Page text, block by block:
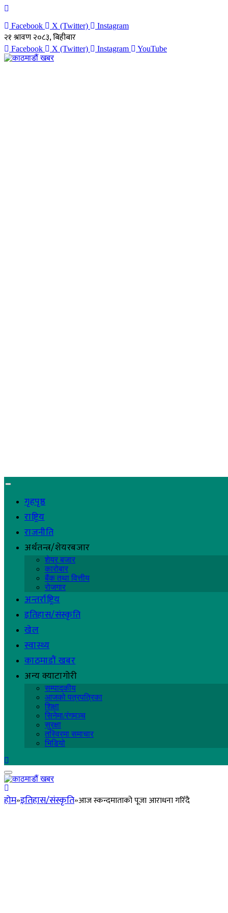
Facebook X (Twitter) Instagram
२१ श्रावण २०८३, बिहीबार
Facebook X (Twitter) Instagram YouTube
गृहपृष्ठ
राष्ट्रिय
राजनीति
अर्थतन्त्र/शेयरबजार
शेयर बजार
कारोबार
बैंक तथा वित्तीय
रोजगार
अन्तर्राष्ट्रिय
इतिहास/संस्कृति
खेल
स्वास्थ्य
काठमाडौं खबर
अन्य क्याटागोरी
सम्पादकीय
आजको पत्रपत्रिका
शिक्षा
सिनेमा/रंगमञ्च
सुरक्षा
तस्विरमा समाचार
भिडियो
होम»इतिहास/संस्कृति»आज स्कन्दमाताको पूजा आराधना गरिँदै